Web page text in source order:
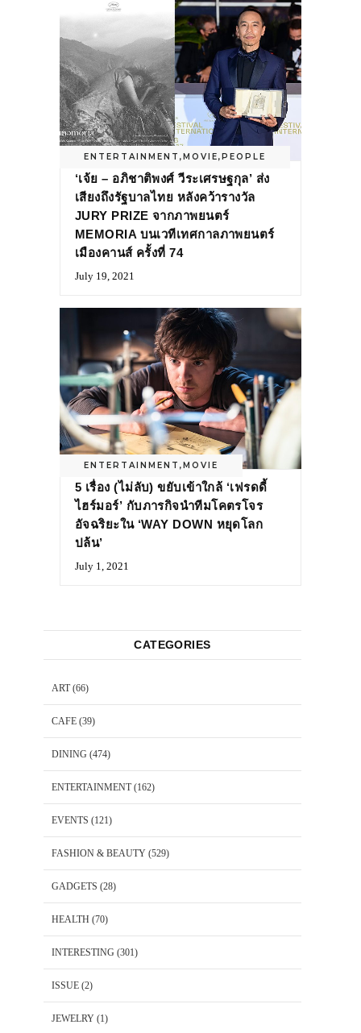
ENTERTAINMENT ,MOVIE,PEOPLE
‘เจ้ย – อภิชาติพงศ์ วีระเศรษฐกุล’ ส่ง
เสียงถึงรัฐบาลไทย หลังคว้ารางวัล
JURY PRIZE จากภาพยนตร์
MEMORIA บนเวทีเทศกาลภาพยนตร์
เมืองคานส์ ครั้งที่ 74
July 19, 2021
ENTERTAINMENT ,MOVIE
5 เรื่อง (ไม่ลับ) ขยับเข้าใกล้ ‘เฟรดดี้
ไฮร์มอร์’ กับภารกิจนำทีมโคตรโจร
อัจฉริยะใน ‘WAY DOWN หยุดโลก
ปล้น’
July 1, 2021
CATEGORIES
ART(66)
CAFE (39)
DINING (474)
ENTERTAINMENT(162)
EVENTS (121)
FASHION & BEAUTY (529)
GADGETS (28)
HEALTH (70)
INTERESTING (301)
ISSUE (2)
JEWELRY (1)